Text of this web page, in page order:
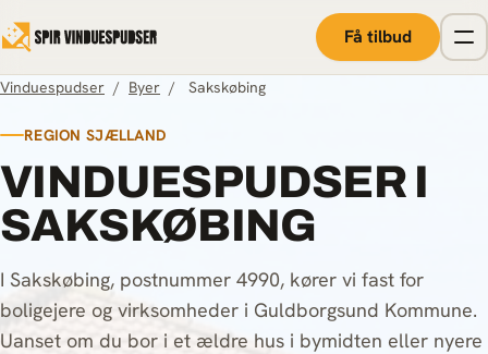
Få tilbud
Vinduespudser / Byer / Sakskøbing
REGION SJÆLLAND
VINDUESPUDSER I
SAKSKØBING
I Sakskøbing, postnummer 4990, kører vi fast for
boligejere og virksomheder i Guldborgsund Kommune.
Uanset om du bor i et ældre hus i bymidten eller nyere